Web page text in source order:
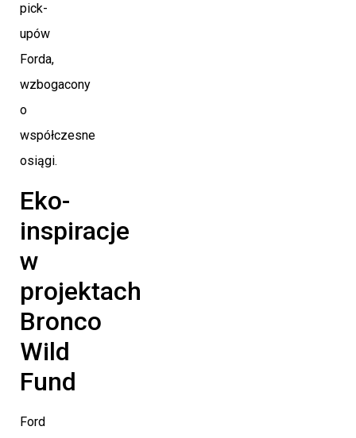
pick-
upów
Forda,
wzbogacony
o
współczesne
osiągi.
Eko-
inspiracje
w
projektach
Bronco
Wild
Fund
Ford